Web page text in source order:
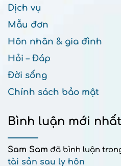
Dịch vụ
Mẫu đơn
Hôn nhân & gia đình
Hỏi – Đáp
Đời sống
Chính sách bảo mật
Bình luận mới nhất
Sam Sam đã bình luận
tài sản sau ly hôn